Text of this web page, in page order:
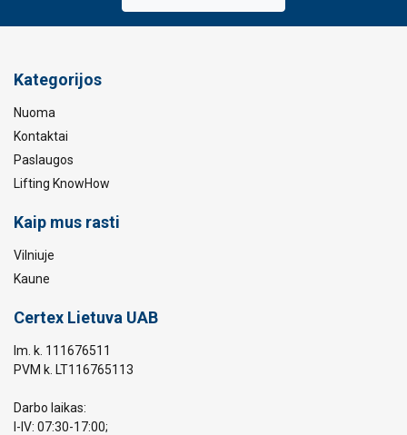
Kategorijos
Nuoma
Kontaktai
Paslaugos
Lifting KnowHow
Kaip mus rasti
Vilniuje
Kaune
Certex Lietuva UAB
Im. k. 111676511
PVM k. LT116765113
Darbo laikas:
I-IV: 07:30-17:00;